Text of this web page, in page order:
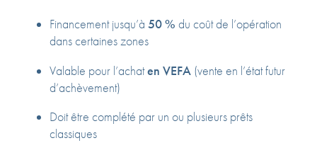
Financement jusqu’à 50 % du coût de l’opération
dans certaines zones
Valable pour l’achaten VEFA (vente en l’état futur
d’achèvement)
Doit être complété par un ou plusieurs prêts
classiques